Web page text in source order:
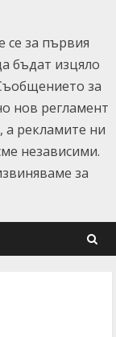
за първия
бъдат изцяло
за
нов регламент
а рекламите ни
независими.
за